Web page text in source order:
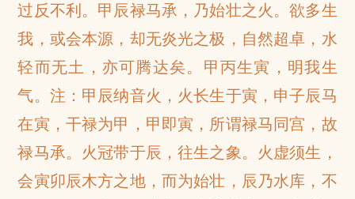
过反不利。甲辰禄马承，乃始壮之火。欲多生
我，或会本源，却无炎光之极，自然超卓，水
轻而无土，亦可腾达矣。甲丙生寅，明我生
气。注：甲辰纳音火，火长生于寅，申子辰马
在寅，干禄为甲，甲即寅，所谓禄马同宫，故
禄马承。火冠带于辰，往生之象。火虚须生，
会寅卯辰木方之地，而为始壮，辰乃水库，不